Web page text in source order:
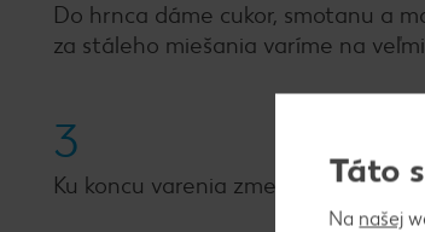
Do hrnca dáme cukor, smotanu a
za stáleho miešania varíme na
3
Ku koncu varenia zmes začneTáto
Na našej